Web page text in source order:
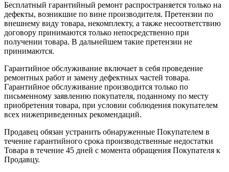
Бесплатный гарантийный ремонт распространяется только на
дефекты, возникшие по вине производителя. Претензии по
внешнему виду товара, некомплекту, а также несоответствию
договору принимаются только непосредственно при
получении товара. В дальнейшем такие претензии не
принимаются.
Гарантийное обслуживание включает в себя проведение
ремонтных работ и замену дефектных частей товара.
Гарантийное обслуживание производится только по
письменному заявлению покупателя, поданному по месту
приобретения товара, при условии соблюдения покупателем
всех нижеприведенных рекомендаций.
Продавец обязан устранить обнаруженные Покупателем в
течение гарантийного срока производственные недостатки
Товара в течение 45 дней с момента обращения Покупателя к
Продавцу.